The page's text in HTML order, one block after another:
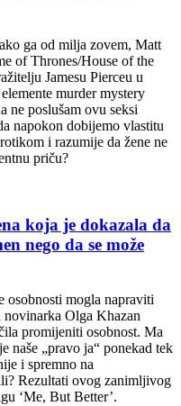
ga od milja zovem, Matt
of Thrones/House of the
Jamesu Pierceu u
murder mystery
ne poslušam ovu seksi
napokon dobijemo vlastitu
i razumije da žene ne
priču?
koja je dokazala da
nego da se može
osobnosti mogla napraviti
Olga Khazan
promijeniti osobnost. Ma
naše „pravo ja“ ponekad tek
i spremno na
Rezultati ovog zanimljivog
‘Me, But Better’.